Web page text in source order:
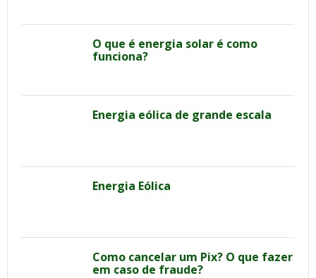
O que é energia solar é como
funciona?
Energia eólica de grande escala
Energia Eólica
Como cancelar um Pix? O que fazer
em caso de fraude?